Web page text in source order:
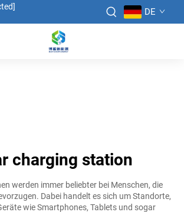
DE
charging station
werden immer beliebter bei Menschen, die
Dabei handelt es sich um Standorte,
wie Smartphones, Tablets und sogar